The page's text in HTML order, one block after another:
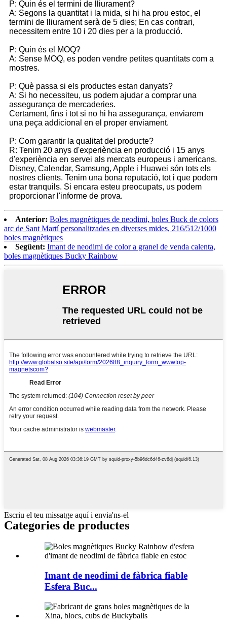
P: Quin és el termini de lliurament?
A: Segons la quantitat i la mida, si hi ha prou estoc, el
termini de lliurament serà de 5 dies; En cas contrari,
necessitem entre 10 i 20 dies per a la producció.
P: Quin és el MOQ?
A: Sense MOQ, es poden vendre petites quantitats com a
mostres.
P: Què passa si els productes estan danyats?
A: Si ho necessiteu, us podem ajudar a comprar una
assegurança de mercaderies.
Certament, fins i tot si no hi ha assegurança, enviarem
una peça addicional en el proper enviament.
P: Com garantir la qualitat del producte?
R: Tenim 20 anys d'experiència en producció i 15 anys
d'experiència en servei als mercats europeus i americans.
Disney, Calendar, Samsung, Apple i Huawei són tots els
nostres clients. Tenim una bona reputació, tot i que podem
estar tranquils. Si encara esteu preocupats, us podem
proporcionar l'informe de prova.
Anterior: Boles magnètiques de neodimi, boles Buck de colors
arc de Sant Martí personalitzades en diverses mides, 216/512/1000
boles magnètiques
Següent: Imant de neodimi de color a granel de venda calenta,
boles magnètiques Bucky Rainbow
Escriu el teu missatge aquí i envia'ns-el
Categories de productes
Imant de neodimi de fàbrica fiable
Esfera Buc...